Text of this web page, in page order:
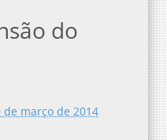
do
de março de 2014